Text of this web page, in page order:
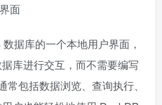
面
据库的一个本地用户界面，
库进行交互，而不需要编写
包括数据浏览、查询执行、